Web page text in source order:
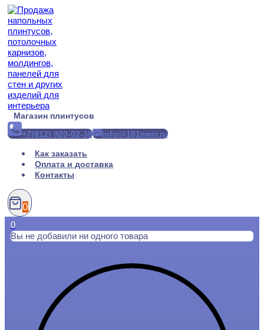
Перейти
содержимому
Магазин плинтусов
+7(812) 920-02-38
info@101metr.ru
Как заказать
Оплата и доставка
Контакты
0
0
Вы не добавили ни одного товара